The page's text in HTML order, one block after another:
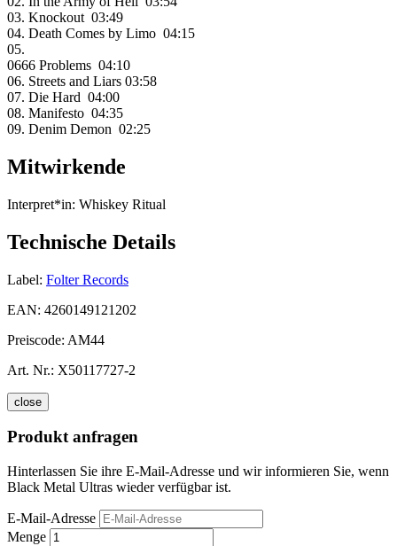
03. Knockout 03:49
04. Death Comes by Limo 04:15
05.
0666 Problems 04:10
06. Streets and Liars 03:58
07. Die Hard 04:00
08. Manifesto 04:35
09. Denim Demon 02:25
Mitwirkende
Interpret*in: Whiskey Ritual
Technische Details
Label: Folter Records
EAN: 4260149121202
Preiscode: AM44
Art. Nr.: X50117727-2
close
Produkt anfragen
Hinterlassen Sie ihre E-Mail-Adresse und wir informieren Sie, wenn
Black Metal Ultras wieder verfügbar ist.
E-Mail-Adresse
Menge